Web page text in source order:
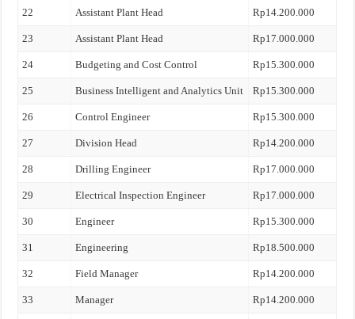
22 Assistant Plant Head Rp14.200.000
23 Assistant Plant Head Rp17.000.000
24 Budgeting and Cost Control Rp15.300.000
25 Business Intelligent and Analytics Unit Rp15.300.000
26 Control Engineer Rp15.300.000
27 Division Head Rp14.200.000
28 Drilling Engineer Rp17.000.000
29 Electrical Inspection Engineer Rp17.000.000
30 Engineer Rp15.300.000
31 Engineering Rp18.500.000
32 Field Manager Rp14.200.000
33 Manager Rp14.200.000